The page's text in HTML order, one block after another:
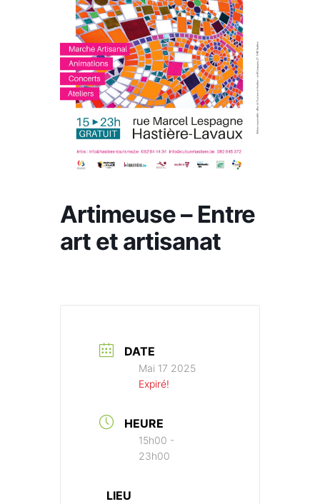
Artimeuse – Entre
art et artisanat
DATE
Mai 17 2025
Expiré!
HEURE
15h00 -
23h00
LIEU